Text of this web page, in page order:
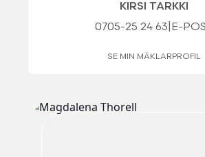
KIRSI TARKKI
0705-25 24 63 E-
SE MIN MÄKLARPROFIL